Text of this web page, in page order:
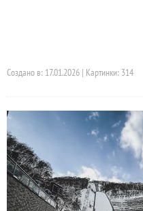
Создано в: 17.01.2026 | Картинки: 314